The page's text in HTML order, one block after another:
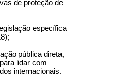
de proteção de
específica
pública direta,
lidar com
internacionais.